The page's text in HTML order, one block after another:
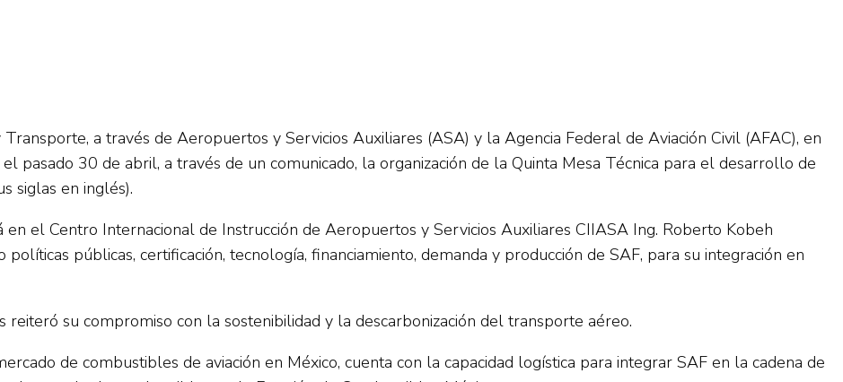
a través de Aeropuertos y Servicios Auxiliares (ASA) y la Agencia Federal de Aviación Civil (AFAC), en
pasado 30 de abril, a través de un comunicado, la organización de la Quinta Mesa Técnica para el desarrollo de
siglas en inglés).
el Centro Internacional de Instrucción de Aeropuertos y Servicios Auxiliares CIIASA Ing. Roberto Kobeh
públicas, certificación, tecnología, financiamiento, demanda y producción de SAF, para su integración en
su compromiso con la sostenibilidad y la descarbonización del transporte aéreo.
de combustibles de aviación en México, cuenta con la capacidad logística para integrar SAF en la cadena de